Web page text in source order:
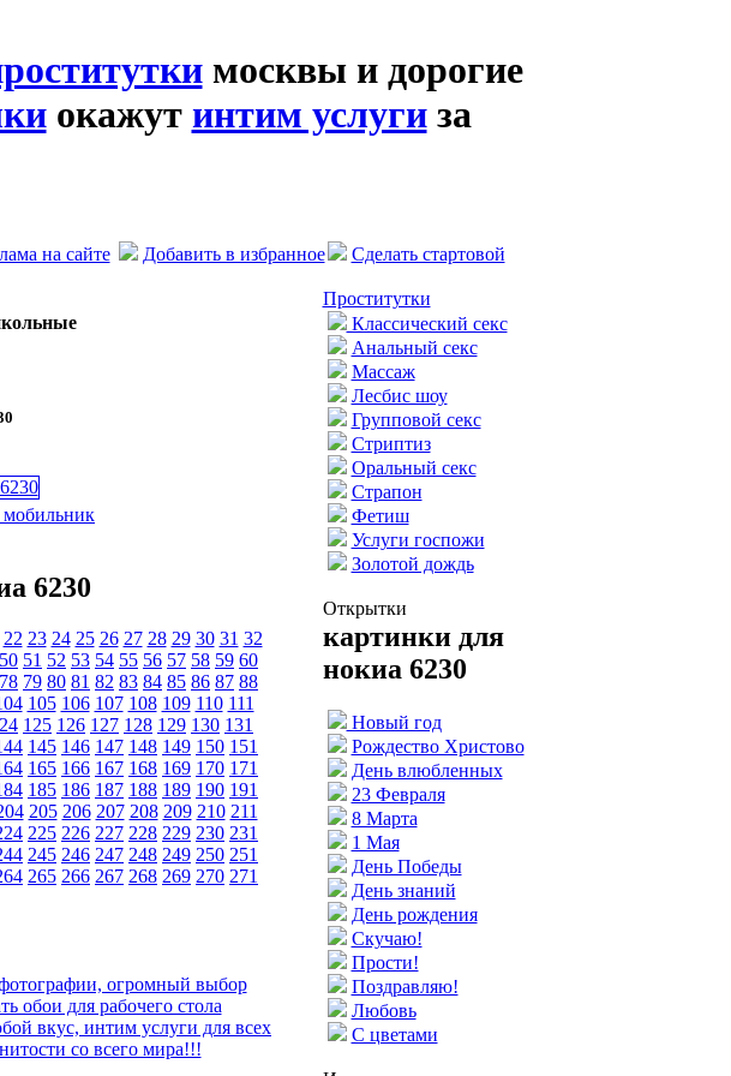
москвы и дорогие
окажут интим услугиза
на сайте Добавить в избранное Сделать стартовой
мобильник
6230
22 23 24 25 26 27 28 29 30 31 32
50 51 52 53 54 55 56 57 58 59 60
78 79 80 81 82 83 84 85 86 87 88
105 106 107 108 109 110 111
125 126 127 128 129 130 131
145 146 147 148 149 150 151
165 166 167 168 169 170 171
185 186 187 188 189 190 191
205 206 207 208 209 210 211
225 226 227 228 229 230 231
245 246 247 248 249 250 251
265 266 267 268 269 270 271
огромный выбор
обои для рабочего стола
вкус, интим услуги для всех
со всего мира!!!
Проститутки
Классический секс
Анальный секс
Массаж
Лесбис шоу
Групповой секс
Стриптиз
Оральный секс
Страпон
Фетиш
Услуги госпожи
Золотой дождь
Открытки
картинки для
нокиа 6230
Новый год
Рождество Христово
День влюбленных
23 Февраля
8 Марта
1 Мая
День Победы
День знаний
День рождения
Скучаю!
Прости!
Поздравляю!
Любовь
С цветами